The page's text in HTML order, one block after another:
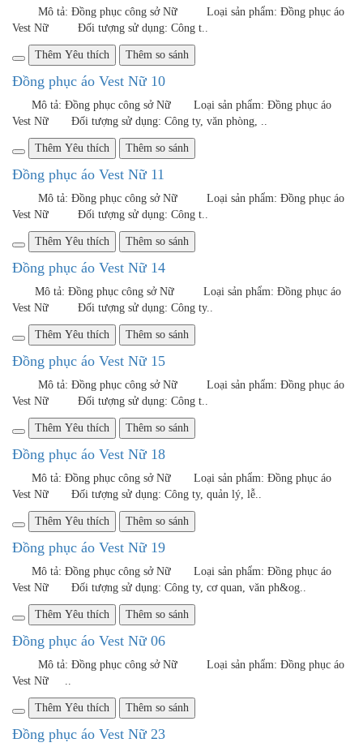
Thêm Yêu thích Thêm so sánh
Đồng phục áo Vest Nữ 06
Mô tả: Đồng phục công sở Nữ Loại sản phẩm: Đồng phục áo
Vest Nữ ..
Thêm Yêu thích Thêm so sánh
Đồng phục áo Vest Nữ 23
Mô tả: Đồng phục công sở Nữ Loại sản phẩm: Đồng phục áo
Vest Nữ ..
Thêm Yêu thích Thêm so sánh
Đồng phục áo Vest Nữ 24
Mô tả: Đồng phục công sở Nữ Loại sản phẩm: Đồng phục áo
Vest Nữ ..
Thêm Yêu thích Thêm so sánh
Đồng phục áo Vest Nữ 26
Mô tả: Đồng phục công sở Nữ Loại sản phẩm: Đồng phục áo
Vest Nữ ..
Thêm Yêu thích Thêm so sánh
Đồng phục áo Vest Nữ 27
Mô tả: Đồng phục công sở Nữ Loại sản phẩm: Đồng phục áo
Vest Nữ ..
Thêm Yêu thích Thêm so sánh
Đồng phục áo Vest Nữ 28
Mô tả: Đồng phục công sở Nữ Loại sản phẩm: Áo Vest Nữ
&n..
Thêm Yêu thích Thêm so sánh
Đồng phục áo Vest Nữ 36
Mô tả: Đồng phục công sở Nữ Loại sản phẩm: Đồng phục áo
Vest Nữ ..
Thêm Yêu thích Thêm so sánh
Mô tả: Đồng phục công sở Nữ Loại sản phẩm: Đồng phục áo
Vest Nữ ..